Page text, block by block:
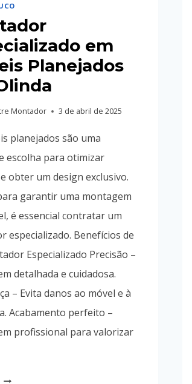
em
Planejados
Montador 3 de abril de 2025
planejados são uma
escolha para otimizar
obter um design exclusivo.
garantir uma montagem
é essencial contratar um
especializado. Benefícios de
Especializado Precisão –
detalhada e cuidadosa.
– Evita danos ao móvel e à
Acabamento perfeito –
profissional para valorizar
MONTADOR